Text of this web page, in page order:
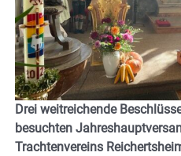
Drei weitreichende
besuchten
Trachtenvereins